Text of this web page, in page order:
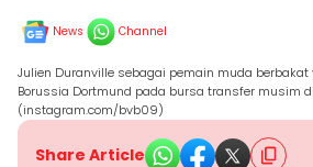
News Channel
Julien Duranville sebagai pemain muda
Borussia Dortmund pada bursa transfer musim
(instagram.com/bvb09)
Share Article